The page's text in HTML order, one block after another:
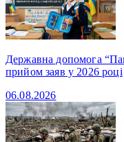
Державна допомога
прийом заяв у 2026 році
06.08.2026